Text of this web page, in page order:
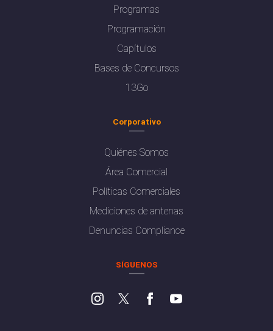
Programas
Programación
Capítulos
Bases de Concursos
13Go
Corporativo
Quiénes Somos
Área Comercial
Políticas Comerciales
Mediciones de antenas
Denuncias Compliance
SÍGUENOS